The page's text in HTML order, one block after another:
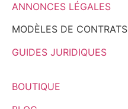
ANNONCES LÉGALES
MODÈLES DE CONTRATS
GUIDES JURIDIQUES
BOUTIQUE